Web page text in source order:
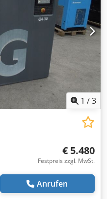
1 /3
€ 5.480
Festpreis zzgl. MwSt.
Anrufen